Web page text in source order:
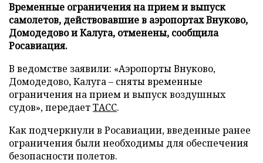
Временные ограничения на прием и выпуск
самолетов, действовавшие в аэропортах Внуково,
Домодедово и Калуга, отменены, сообщила
Росавиация.
В ведомстве заявили: «Аэропорты Внуково,
Домодедово, Калуга – сняты временные
ограничения на прием и выпуск воздушных
судов», передаетТАСС.
Как подчеркнули в Росавиации, введенные ранее
ограничения были необходимы для обеспечения
безопасности полетов.